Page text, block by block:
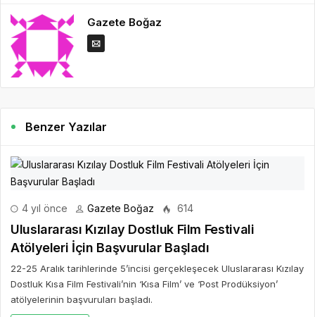
Gazete Boğaz
Benzer Yazılar
4 yıl önce Gazete Boğaz 614
Uluslararası Kızılay Dostluk Film Festivali
Atölyeleri İçin Başvurular Başladı
22-25 Aralık tarihlerinde 5’incisi gerçekleşecek Uluslararası Kızılay
Dostluk Kısa Film Festivali’nin ‘Kısa Film’ ve ‘Post Prodüksiyon’
atölyelerinin başvuruları başladı.